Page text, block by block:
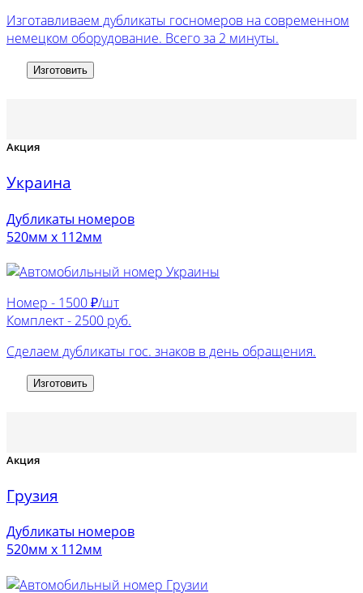
Изготавливаем дубликаты госномеров на современном
немецком оборудование. Всего за 2 минуты.
Изготовить
Акция
Украина
Дубликаты номеров
520мм х 112мм
Номер - 1500 ₽/шт
Комплект - 2500 руб.
Сделаем дубликаты гос. знаков в день обращения.
Изготовить
Акция
Грузия
Дубликаты номеров
520мм х 112мм